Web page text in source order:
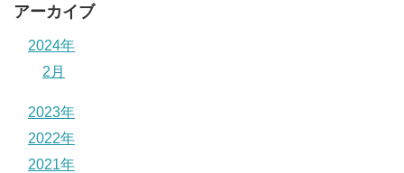
アーカイブ
2024年
2月
2023年
2022年
2021年